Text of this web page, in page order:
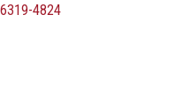
4824